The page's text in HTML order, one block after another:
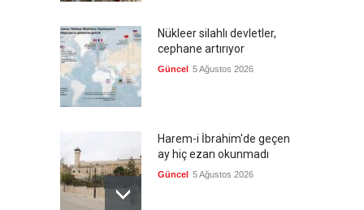
Nükleer silahlı devletler,
cephane artırıyor
Güncel 5 Ağustos 2026
Harem-i İbrahim'de geçen
ay hiç ezan okunmadı
Güncel 5 Ağustos 2026